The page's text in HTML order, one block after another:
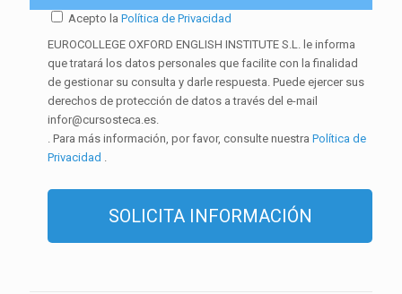
Acepto la Política de Privacidad
EUROCOLLEGE OXFORD ENGLISH INSTITUTE S.L. le informa
que tratará los datos personales que facilite con la finalidad
de gestionar su consulta y darle respuesta. Puede ejercer sus
derechos de protección de datos a través del e-mail
infor@cursosteca.es.
. Para más información, por favor, consulte nuestra Política de
Privacidad